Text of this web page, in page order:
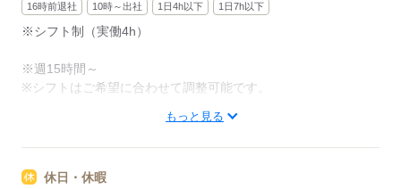
16時前退社 10時～出社 1日4h以下 1日7h以下
※シフト制（実働4h）
※週15時間～
※シフトはご希望に合わせて調整可能です。
09：00～18：00
もっと見る
休日・休暇